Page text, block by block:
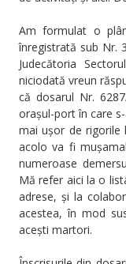
Am formulat o
înregistrată sub Nr.
Judecătoria
niciodată vreun
că dosarul Nr.
orașul-port în care
mai ușor de rigorile
acolo va fi
numeroase
Mă refer aici la o
adrese, și la
acestea, în mod
acești martori.